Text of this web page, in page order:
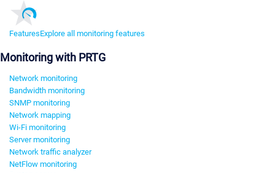
FeaturesExplore all monitoring features
Monitoring with PRTG
Network monitoring
Bandwidth monitoring
SNMP monitoring
Network mapping
Wi-Fi monitoring
Server monitoring
Network traffic analyzer
NetFlow monitoring